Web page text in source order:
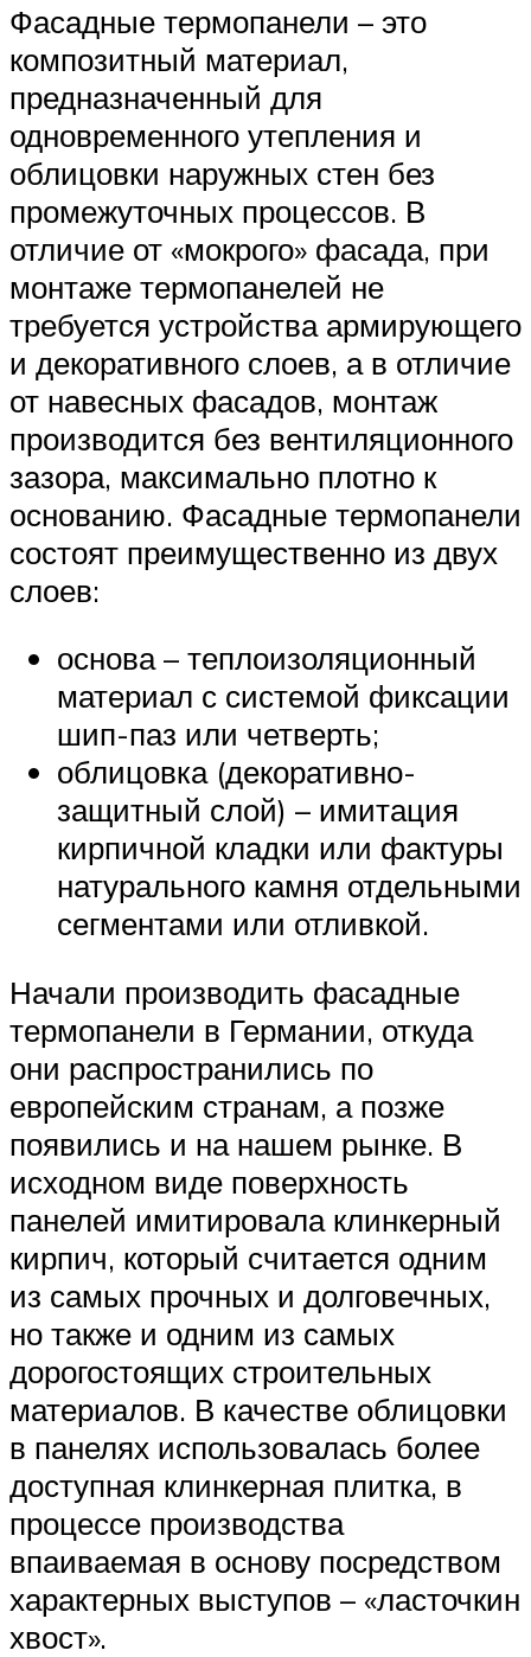
Фасадные термопанели – это
композитный материал,
предназначенный для
одновременного утепления и
облицовки наружных стен без
промежуточных процессов. В
отличие от «мокрого» фасада, при
монтаже термопанелей не
требуется устройства армирующего
и декоративного слоев, а в отличие
от навесных фасадов, монтаж
производится без вентиляционного
зазора, максимально плотно к
основанию. Фасадные термопанели
состоят преимущественно из двух
слоев:
основа – теплоизоляционный
материал с системой фиксации
шип-паз или четверть;
облицовка (декоративно-
защитный слой) – имитация
кирпичной кладки или фактуры
натурального камня отдельными
сегментами или отливкой.
Начали производить фасадные
термопанели в Германии, откуда
они распространились по
европейским странам, а позже
появились и на нашем рынке. В
исходном виде поверхность
панелей имитировала клинкерный
кирпич, который считается одним
из самых прочных и долговечных,
но также и одним из самых
дорогостоящих строительных
материалов. В качестве облицовки
в панелях использовалась более
доступная клинкерная плитка, в
процессе производства
впаиваемая в основу посредством
характерных выступов – «ласточкин
хвост».